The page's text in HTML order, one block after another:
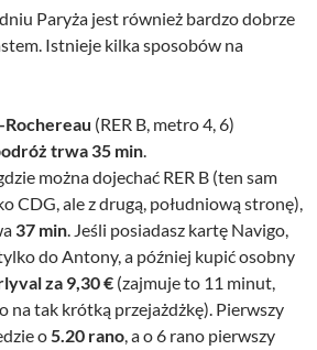
Paryża jest również bardzo dobrze
Istnieje kilka sposobów na
(RER B, metro 4, 6)
trwa 35 min
gdzie można dojechać RER B (ten sam
CDG, ale z drugą, południową stronę),
37 min . Jeśli posiadasz kartę Navigo,
do Antony, a później kupić osobny
za 9,30 € (zajmuje to 11 minut,
na tak krótką przejażdżkę). Pierwszy
o 5.20 rano , a o 6 rano pierwszy